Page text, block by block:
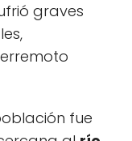
graves
fue